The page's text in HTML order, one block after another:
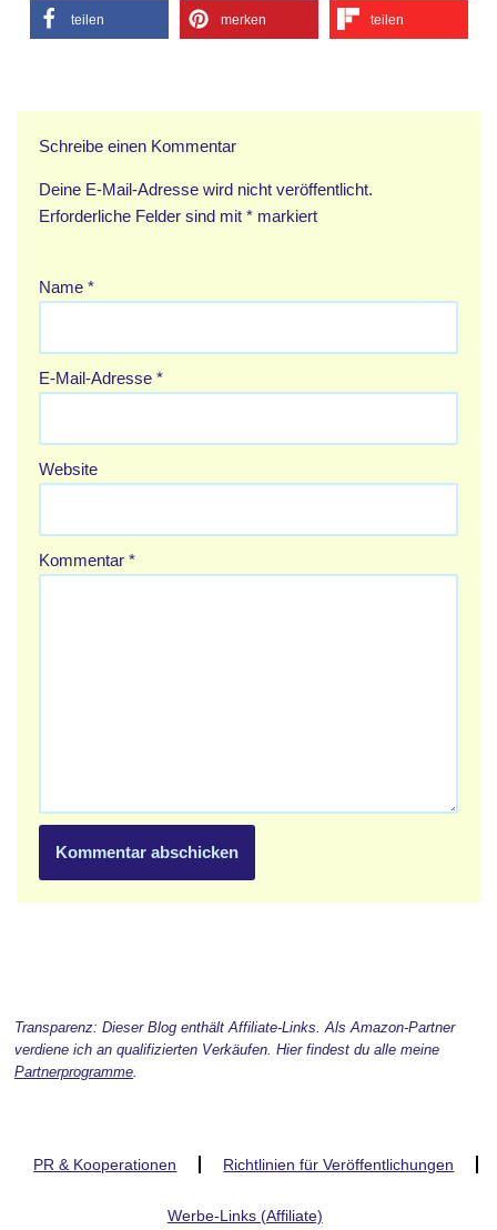
teilen merken teilen
Schreibe einen Kommentar
Deine E-Mail-Adresse wird nicht veröffentlicht.
Erforderliche Felder sind mit * markiert
Name *
E-Mail-Adresse *
Website
Kommentar *
Transparenz: Dieser Blog enthält Affiliate-Links. Als Amazon-Partner
verdiene ich an qualifizierten Verkäufen. Hier findest du alle meine
Partnerprogramme.
PR & Kooperationen Richtlinien für Veröffentlichungen
Werbe-Links (Affiliate)